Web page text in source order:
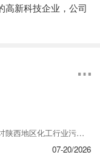
高新科技企业，公司
欢迎阅读我们的白皮书，探讨陕西地区化工行业污水处理的关键技术和可行方案。陕西地区的化工行业一直以来都面临着污水处理难题。针对这一问题，我们深入研究并提出了一系列有效的解决方案。首先，我们重点介绍了传统的物理化学处理技术，包括沉淀、过滤和氧化等方法。这些方法在一定程度上可以移除污染物，但也存在能耗高、处理效率低等缺点。为...
07-20/2026